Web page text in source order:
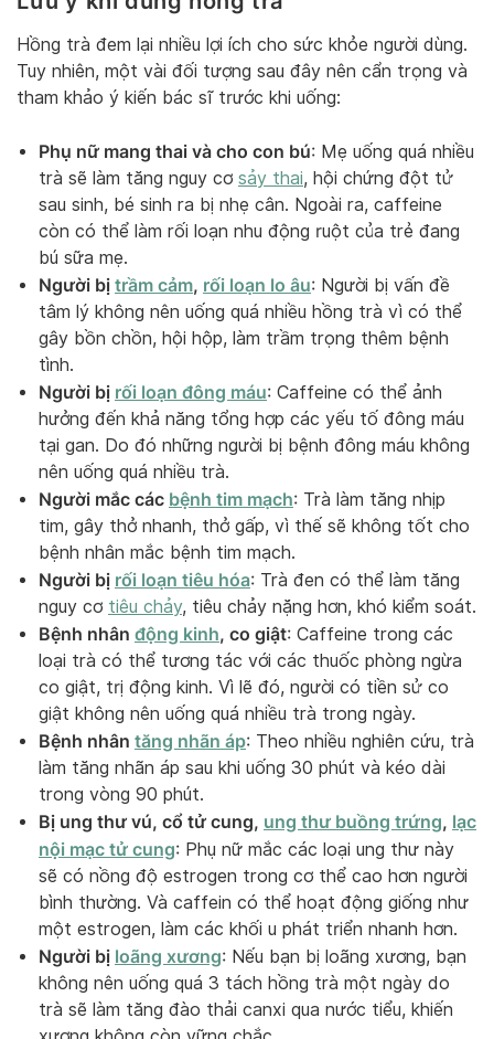
Hồng trà đem lại nhiều lợi ích cho sức khỏe người dùng.
Tuy nhiên, một vài đối tượng sau đây nên cẩn trọng và
tham khảo ý kiến bác sĩ trước khi uống:
Phụ nữ mang thai và cho con bú: Mẹ uống quá nhiều
trà sẽ làm tăng nguy cơ sảy thai, hội chứng đột tử
sau sinh, bé sinh ra bị nhẹ cân. Ngoài ra, caffeine
còn có thể làm rối loạn nhu động ruột của trẻ đang
bú sữa mẹ.
Người bị trầm cảm, rối loạn lo âu: Người bị vấn đề
tâm lý không nên uống quá nhiều hồng trà vì có thể
gây bồn chồn, hội hộp, làm trầm trọng thêm bệnh
tình.
Người bị rối loạn đông máu: Caffeine có thể ảnh
hưởng đến khả năng tổng hợp các yếu tố đông máu
tại gan. Do đó những người bị bệnh đông máu không
nên uống quá nhiều trà.
Người mắc các bệnh tim mạch: Trà làm tăng nhịp
tim, gây thở nhanh, thở gấp, vì thế sẽ không tốt cho
bệnh nhân mắc bệnh tim mạch.
Người bị rối loạn tiêu hóa: Trà đen có thể làm tăng
nguy cơ tiêu chảy, tiêu chảy nặng hơn, khó kiểm soát.
Bệnh nhân động kinh, co giật: Caffeine trong các
loại trà có thể tương tác với các thuốc phòng ngừa
co giật, trị động kinh. Vì lẽ đó, người có tiền sử co
giật không nên uống quá nhiều trà trong ngày.
Bệnh nhân tăng nhãn áp: Theo nhiều nghiên cứu, trà
làm tăng nhãn áp sau khi uống 30 phút và kéo dài
trong vòng 90 phút.
Bị ung thư vú, cổ tử cung, ung thư buồng trứng, lạc
nội mạc tử cung: Phụ nữ mắc các loại ung thư này
sẽ có nồng độ estrogen trong cơ thể cao hơn người
bình thường. Và caffein có thể hoạt động giống như
một estrogen, làm các khối u phát triển nhanh hơn.
Người bị loãng xương: Nếu bạn bị loãng xương, bạn
không nên uống quá 3 tách hồng trà một ngày do
trà sẽ làm tăng đào thải canxi qua nước tiểu, khiến